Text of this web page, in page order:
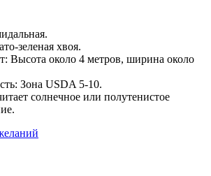
зеленая хвоя.
Высота около 4 метров, ширина около
Зона USDA 5-10.
солнечное или полутенистое